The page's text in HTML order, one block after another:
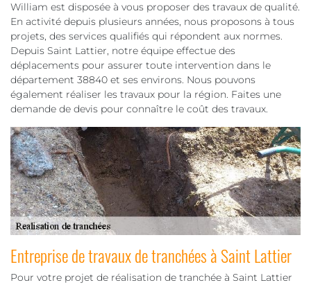
William est disposée à vous proposer des travaux de qualité.
En activité depuis plusieurs années, nous proposons à tous
projets, des services qualifiés qui répondent aux normes.
Depuis Saint Lattier, notre équipe effectue des
déplacements pour assurer toute intervention dans le
département 38840 et ses environs. Nous pouvons
également réaliser les travaux pour la région. Faites une
demande de devis pour connaître le coût des travaux.
Entreprise de travaux de tranchées à Saint Lattier
Pour votre projet de réalisation de tranchée à Saint Lattier